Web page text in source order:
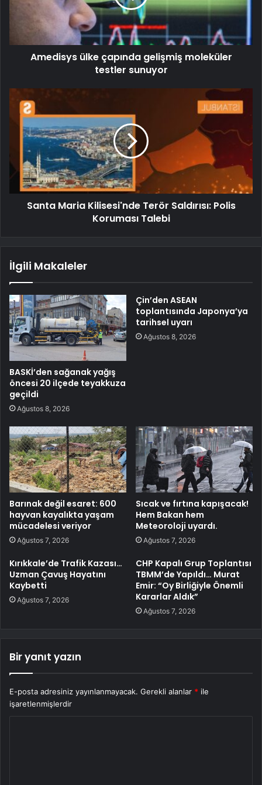
Amedisys ülke çapında gelişmiş moleküler
testler sunuyor
Santa Maria Kilisesi'nde Terör Saldırısı: Polis
Koruması Talebi
İlgili Makaleler
BASKİ’den sağanak yağış
öncesi 20 ilçede teyakkuza
geçildi
Ağustos 8, 2026
Çin’den ASEAN
toplantısında Japonya’ya
tarihsel uyarı
Ağustos 8, 2026
Barınak değil esaret: 600
hayvan kayalıkta yaşam
mücadelesi veriyor
Ağustos 7, 2026
Sıcak ve fırtına kapışacak!
Hem Bakan hem
Meteoroloji uyardı.
Ağustos 7, 2026
Kırıkkale’de Trafik Kazası…
Uzman Çavuş Hayatını
Kaybetti
Ağustos 7, 2026
CHP Kapalı Grup Toplantısı
TBMM’de Yapıldı… Murat
Emir: “Oy Birliğiyle Önemli
Kararlar Aldık”
Ağustos 7, 2026
Bir yanıt yazın
E-posta adresiniz yayınlanmayacak. Gerekli alanlar * ile
işaretlenmişlerdir